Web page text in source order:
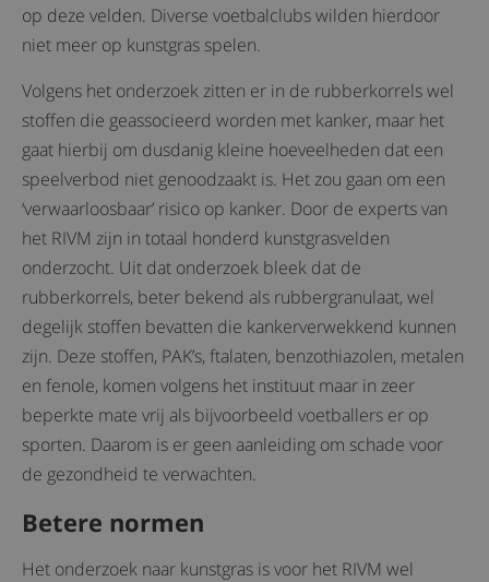
op deze velden. Diverse voetbalclubs wilden hierdoor
niet meer op kunstgras spelen.
Volgens het onderzoek zitten er in de rubberkorrels wel
stoffen die geassocieerd worden met kanker, maar het
gaat hierbij om dusdanig kleine hoeveelheden dat een
speelverbod niet genoodzaakt is. Het zou gaan om een
‘verwaarloosbaar’ risico op kanker. Door de experts van
het RIVM zijn in totaal honderd kunstgrasvelden
onderzocht. Uit dat onderzoek bleek dat de
rubberkorrels, beter bekend als rubbergranulaat, wel
degelijk stoffen bevatten die kankerverwekkend kunnen
zijn. Deze stoffen, PAK’s, ftalaten, benzothiazolen, metalen
en fenole, komen volgens het instituut maar in zeer
beperkte mate vrij als bijvoorbeeld voetballers er op
sporten. Daarom is er geen aanleiding om schade voor
de gezondheid te verwachten.
Betere normen
Het onderzoek naar kunstgras is voor het RIVM wel